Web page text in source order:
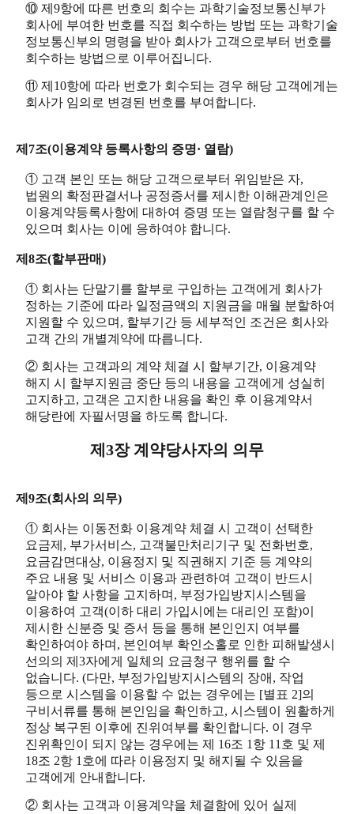
⑩ 제9항에 따른 번호의 회수는 과학기술정보통신부가
회사에 부여한 번호를 직접 회수하는 방법 또는 과학기술
정보통신부의 명령을 받아 회사가 고객으로부터 번호를
회수하는 방법으로 이루어집니다.
⑪ 제10항에 따라 번호가 회수되는 경우 해당 고객에게는
회사가 임의로 변경된 번호를 부여합니다.
제7조(이용계약 등록사항의 증명· 열람)
① 고객 본인 또는 해당 고객으로부터 위임받은 자,
법원의 확정판결서나 공정증서를 제시한 이해관계인은
이용계약등록사항에 대하여 증명 또는 열람청구를 할 수
있으며 회사는 이에 응하여야 합니다.
제8조(할부판매)
① 회사는 단말기를 할부로 구입하는 고객에게 회사가
정하는 기준에 따라 일정금액의 지원금을 매월 분할하여
지원할 수 있으며, 할부기간 등 세부적인 조건은 회사와
고객 간의 개별계약에 따릅니다.
② 회사는 고객과의 계약 체결 시 할부기간, 이용계약
해지 시 할부지원금 중단 등의 내용을 고객에게 성실히
고지하고, 고객은 고지한 내용을 확인 후 이용계약서
해당란에 자필서명을 하도록 합니다.
제3장 계약당사자의 의무
제9조(회사의 의무)
① 회사는 이동전화 이용계약 체결 시 고객이 선택한
요금제, 부가서비스, 고객불만처리기구 및 전화번호,
요금감면대상, 이용정지 및 직권해지 기준 등 계약의
주요 내용 및 서비스 이용과 관련하여 고객이 반드시
알아야 할 사항을 고지하며, 부정가입방지시스템을
이용하여 고객(이하 대리 가입시에는 대리인 포함)이
제시한 신분증 및 증서 등을 통해 본인인지 여부를
확인하여야 하며, 본인여부 확인소홀로 인한 피해발생시
선의의 제3자에게 일체의 요금청구 행위를 할 수
없습니다. (다만, 부정가입방지시스템의 장애, 작업
등으로 시스템을 이용할 수 없는 경우에는 [별표 2]의
구비서류를 통해 본인임을 확인하고, 시스템이 원활하게
정상 복구된 이후에 진위여부를 확인합니다. 이 경우
진위확인이 되지 않는 경우에는 제 16조 1항 11호 및 제
18조 2항 1호에 따라 이용정지 및 해지될 수 있음을
고객에게 안내합니다.
② 회사는 고객과 이용계약을 체결함에 있어 실제